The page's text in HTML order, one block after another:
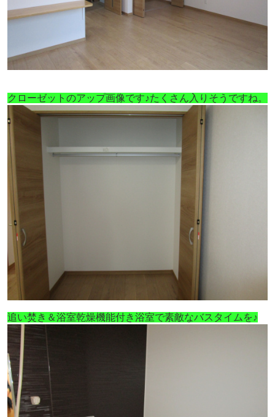
クローゼットのアップ画像です♪たくさん入りそうですね。
追い焚き＆浴室乾燥機能付き浴室で素敵なバスタイムを♪